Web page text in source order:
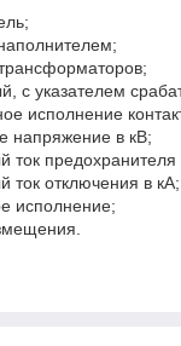
с указателем
исполнение
напряжение в кВ;
предохранителя
отключения в кА;
исполнение;